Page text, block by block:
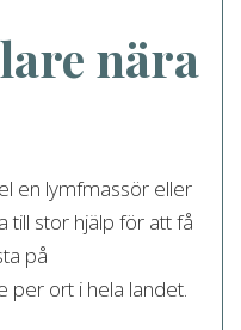
nära
en lymfmassör eller
till stor hjälp för att få
på
ort i hela landet.